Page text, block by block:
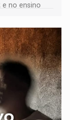
no ensino